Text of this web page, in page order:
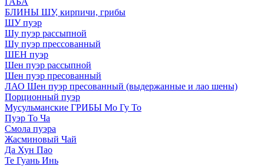
БЛИНЫ ШУ, кирпичи, грибы
ШУ пуэр
Шу пуэр рассыпной
Шу пуэр прессованный
ШЕН пуэр
Шен пуэр рассыпной
Шен пуэр пресованный
ЛАО Шен пуэр пресованный (выдержанные и лао шены)
Порционный пуэр
Мусульманские ГРИБЫ Мо Гу То
Пуэр То Ча
Смола пуэра
Жасминовый Чай
Да Хун Пао
Те Гуань Инь